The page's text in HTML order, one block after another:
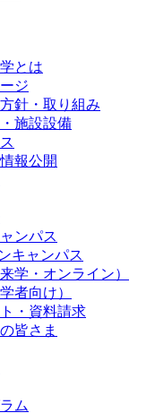
とは
ジ
針・取り組み
施設設備
報公開
ンパス
キャンパス
学・オンライン）
者向け）
・資料請求
皆さま
ム